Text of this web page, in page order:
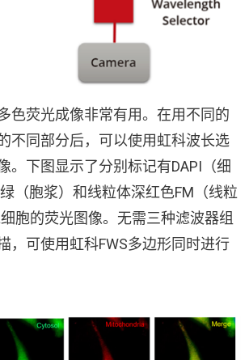
色荧光成像非常有用。在用不同的
不同部分后，可以使用虹科波长选
。下图显示了分别标记有DAPI（细
（胞浆）和线粒体深红色FM（线粒
胞的荧光图像。无需三种滤波器组
，可使用虹科FWS多边形同时进行